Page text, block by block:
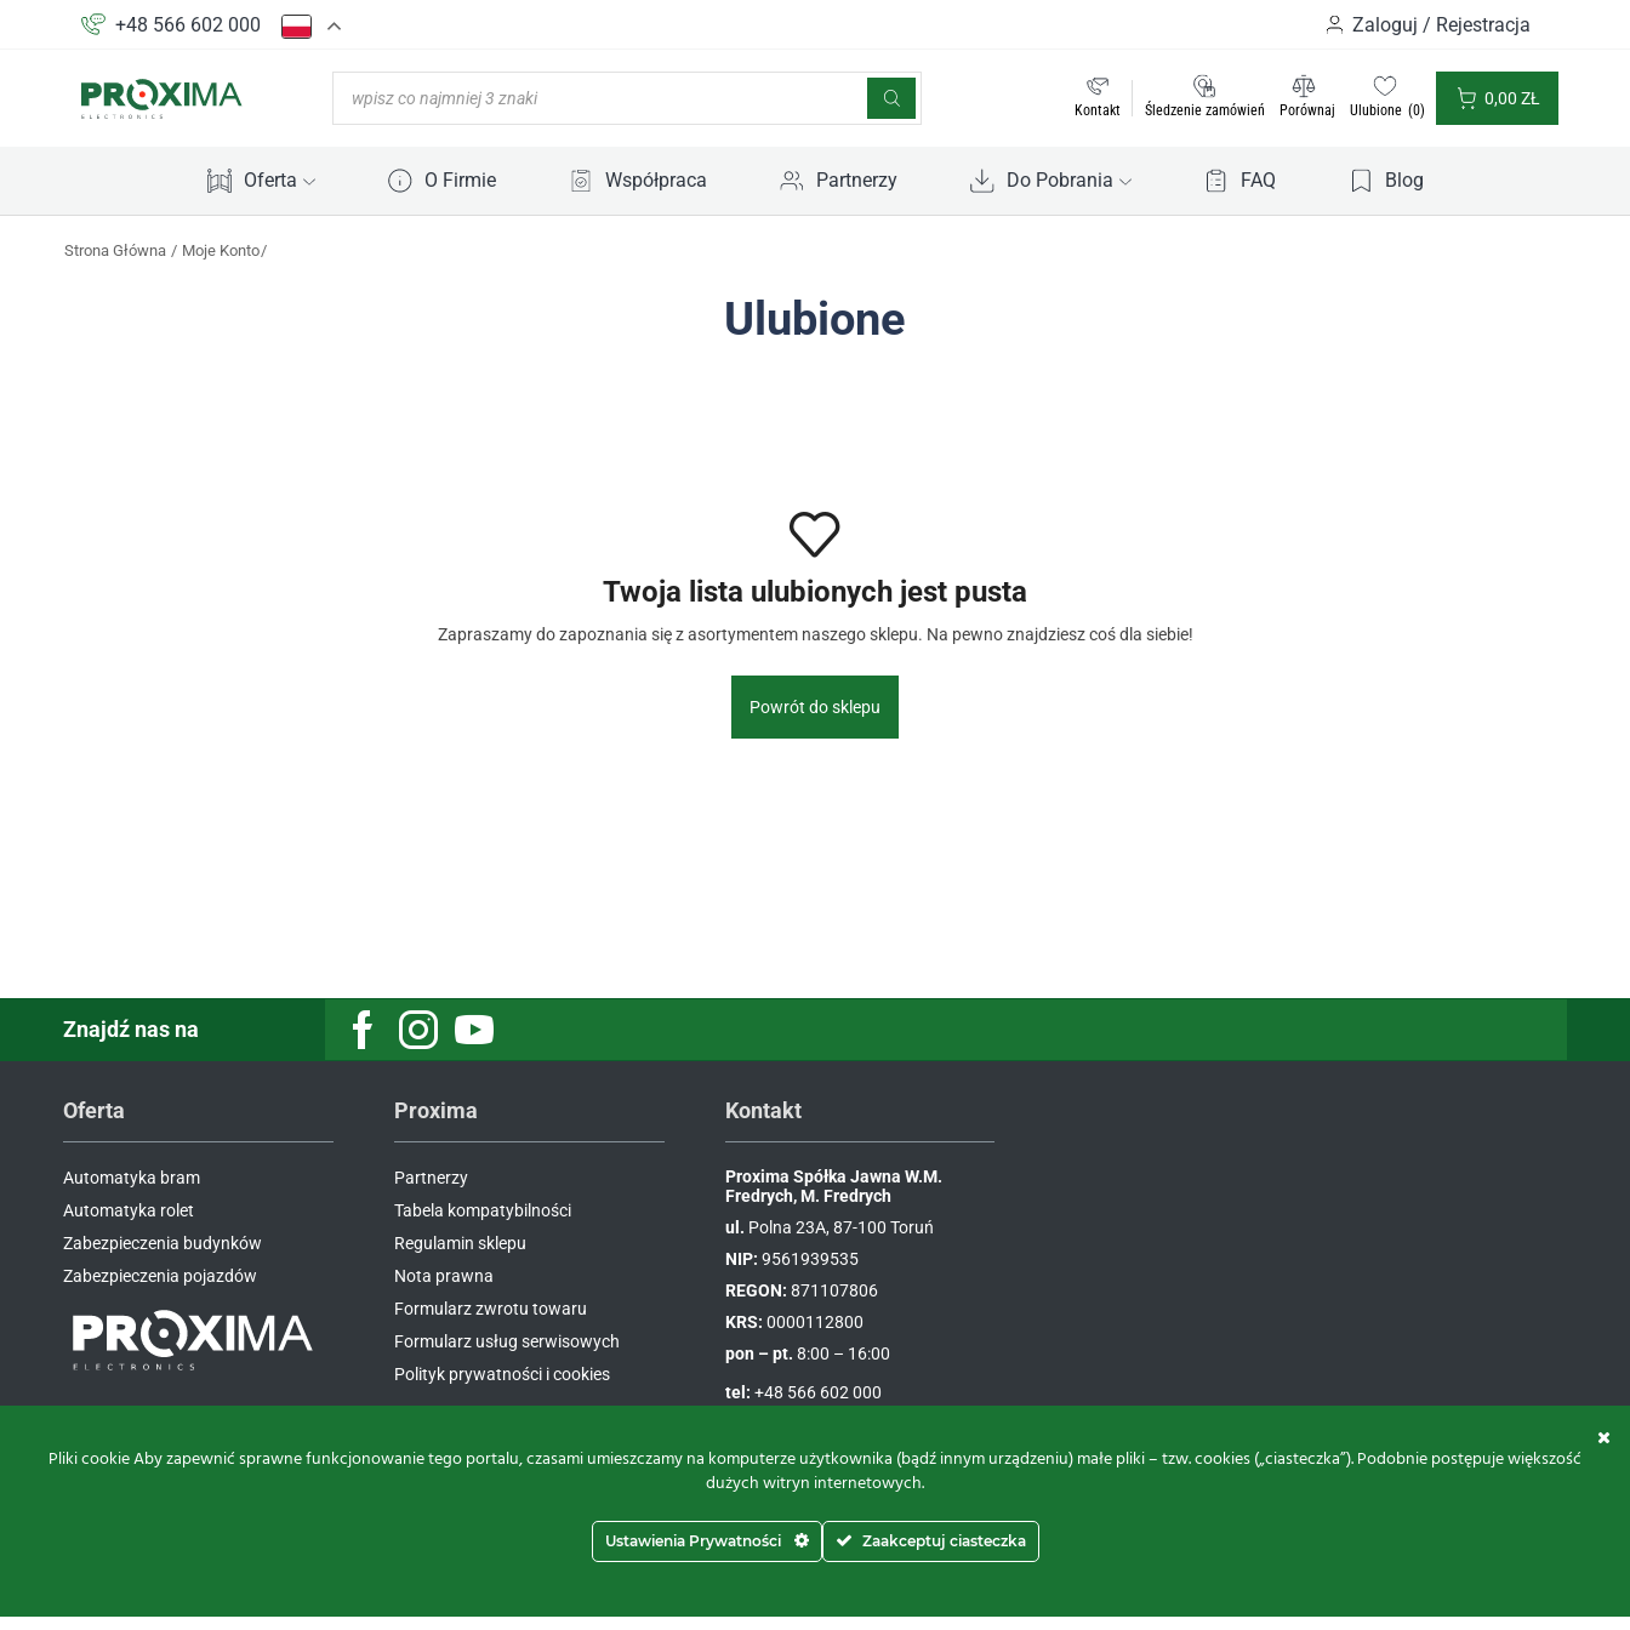
+48 566 602 000 Zaloguj / Rejestracja
Kontakt Śledzenie zamówień Porównaj Ulubione 0
0,00 ZŁ
Oferta O Firmie Współpraca Partnerzy Do Pobrania FAQ Blog
Strona Główna Moje Konto
Ulubione
Twoja lista ulubionych jest pusta
Zapraszamy do zapoznania się z asortymentem naszego sklepu. Na pewno znajdziesz coś dla siebie!
Powrót do sklepu
Znajdź nas na
Oferta
Automatyka bram
Automatyka rolet
Zabezpieczenia budynków
Zabezpieczenia pojazdów
Proxima
Partnerzy
Tabela kompatybilności
Regulamin sklepu
Nota prawna
Formularz zwrotu towaru
Formularz usług serwisowych
Polityk prywatności i cookies
Kontakt
Proxima Spółka Jawna W.M.
Fredrych, M. Fredrych
ul. Polna 23A, 87-100 Toruń
NIP: 9561939535
REGON: 871107806
KRS: 0000112800
pon – pt. 8:00 – 16:00
tel: +48 566 602 000
Pliki cookie Aby zapewnić sprawne funkcjonowanie tego portalu, czasami umieszczamy na komputerze użytkownika (bądź innym urządzeniu) małe pliki – tzw. cookies („ciasteczka”). Podobnie postępuje większość
dużych witryn internetowych.
Zaakceptuj ciasteczka
Ustawienia Prywatności